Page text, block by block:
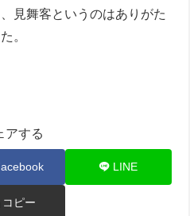
見舞客というのはありがた
。
アする
LINE
コピー